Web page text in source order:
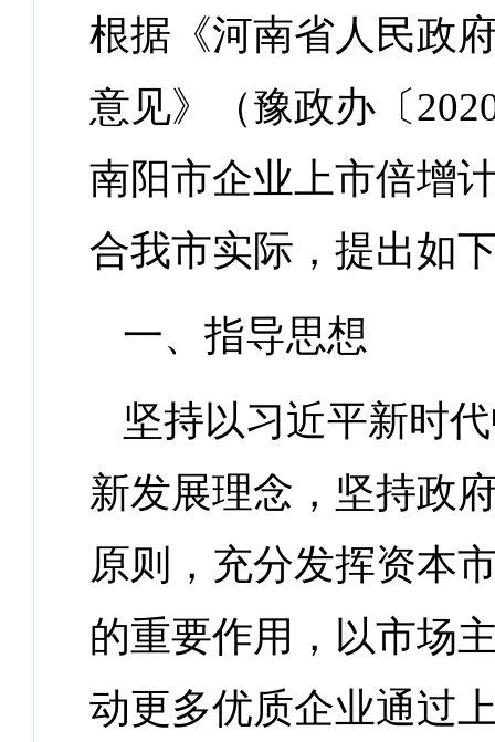
根据《河南省人民政
意见》（豫政办〔
南阳市企业上市倍增
合我市实际，提出如
一、指导思想
坚持以习近平新时
新发展理念，坚持政
原则，充分发挥资本
的重要作用，以市场
动更多优质企业通过